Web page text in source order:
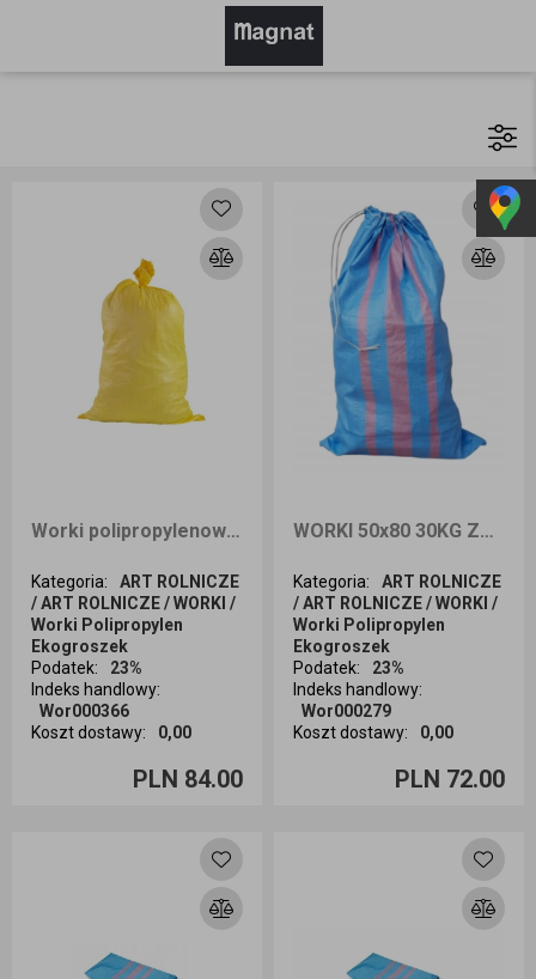
Worki polipropylenowe na zboże węgiel ekogroszek piasek 50x80 30 kg z zaciągiem 100 sztuk żółty
Kategoria:
ART ROLNICZE
/ ART ROLNICZE / WORKI /
Worki Polipropylen
Ekogroszek
Podatek:
23%
Indeks handlowy:
Wor000366
Koszt dostawy: 0,00
PLN 84.00
Ilość sztuk
WORKI 50x80 30KG ZACIĄG POLIPROPYLEN NIEBIESKI A`100
Kategoria:
ART ROLNICZE
/ ART ROLNICZE / WORKI /
Worki Polipropylen
Ekogroszek
Podatek:
23%
Indeks handlowy:
Wor000279
Koszt dostawy: 0,00
PLN 72.00
Ilość sztuk